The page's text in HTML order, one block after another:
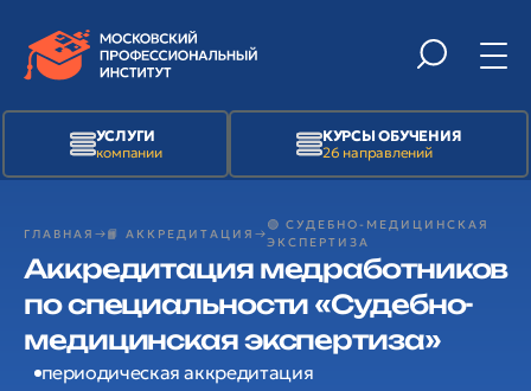
УСЛУГИ
компании
КУРСЫ ОБУЧЕНИЯ
26 направлений
ГЛАВНАЯ 📙 АККРЕДИТАЦИЯ
🟢 СУДЕБНО-МЕДИЦИНСКАЯ
ЭКСПЕРТИЗА
Аккредитация медработников
по специальности «Судебно-
медицинская экспертиза»
периодическая аккредитация